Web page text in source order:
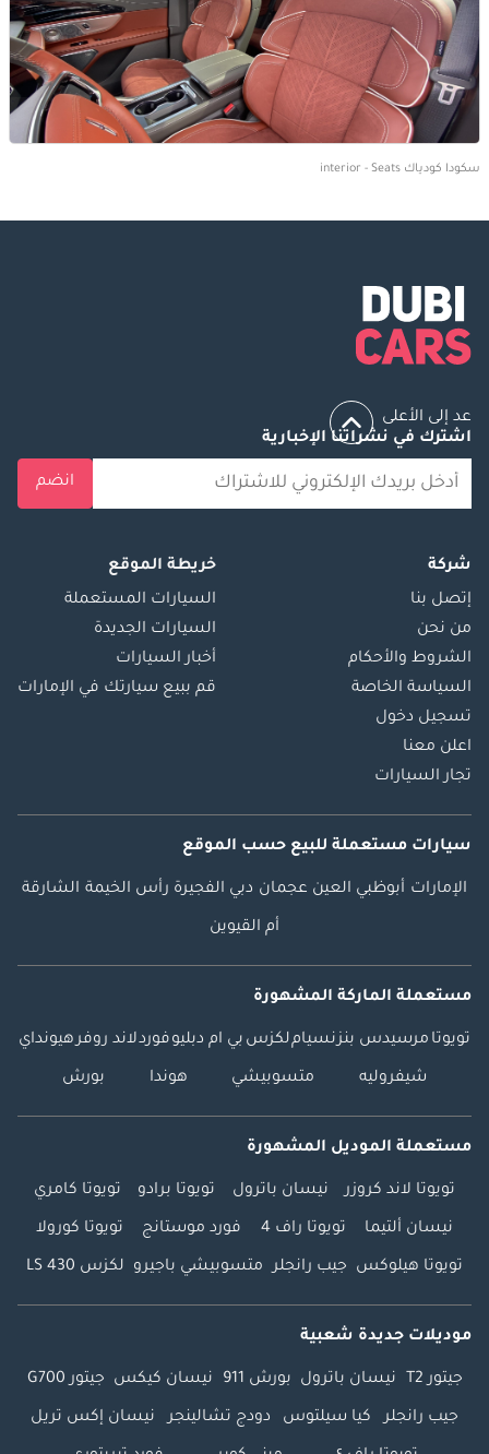
سكودا كودياك interior - Seats
عد إلى الأعلى
اشترك في نشراتنا الإخبارية
انضم
شركة
إتصل بنا
من نحن
الشروط والأحكام
السياسة الخاصة
تسجيل دخول
اعلن معنا
تجار السيارات
خريطة الموقع
السيارات المستعملة
السيارات الجديدة
أخبار السيارات
قم ببيع سيارتك في الإمارات
سيارات مستعملة للبيع حسب الموقع
الإمارات أبوظبي العين عجمان دبي الفجيرة رأس الخيمة الشارقة
أم القيوين
مستعملة الماركة المشهورة
تويوتا مرسيدس بنزنسياملكزس بي ام دبليوفوردلاند روفرهيونداي
شيفروليه متسوبيشي هوندا بورش
مستعملة الموديل المشهورة
تويوتا لاند كروزر نيسان باترول تويوتا برادو تويوتا كامري
نيسان ألتيما تويوتا راف 4 فورد موستانج تويوتا كورولا
تويوتا هيلوكس جيب رانجلر متسوبيشي باجيرو لكزس LS 430
موديلات جديدة شعبية
جيتور T2 نيسان باترول بورش 911 نيسان كيكس جيتور G700
جيب رانجلر كيا سيلتوس دودج تشالينجر نيسان إكس تريل